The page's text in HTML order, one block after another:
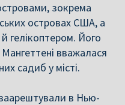
зокрема
островах США, а
гелікоптером. Його
вважалася
садиб у місті.
в Нью-